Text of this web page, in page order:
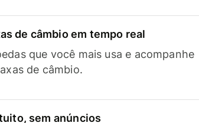
de câmbio em tempo real
que você mais usa e acompanhe
de câmbio.
sem anúncios